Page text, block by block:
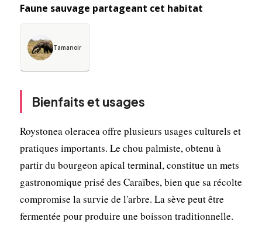
Faune sauvage partageant cet habitat
Tamanoir
Bienfaits et usages
Roystonea oleracea offre plusieurs usages culturels et
pratiques importants. Le chou palmiste, obtenu à
partir du bourgeon apical terminal, constitue un mets
gastronomique prisé des Caraïbes, bien que sa récolte
compromise la survie de l'arbre. La sève peut être
fermentée pour produire une boisson traditionnelle.